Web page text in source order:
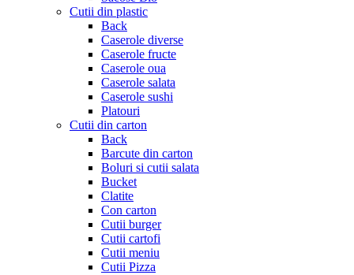
Cutii din plastic
Back
Caserole diverse
Caserole fructe
Caserole oua
Caserole salata
Caserole sushi
Platouri
Cutii din carton
Back
Barcute din carton
Boluri si cutii salata
Bucket
Clatite
Con carton
Cutii burger
Cutii cartofi
Cutii meniu
Cutii Pizza